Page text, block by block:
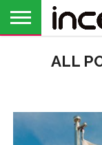
PROFIL DE
ANTREPRENOR
BUSINESS
ANALIZE
OPINII
FINANȚE
PERSONALE
LIBERALL